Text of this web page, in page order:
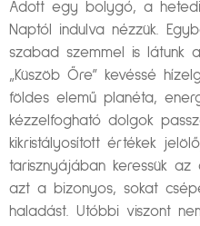
Adott egy bolygó, a
Naptól indulva nézzük.
szabad szemmel is látunk
„Küszöb Őre” kevéssé
földes elemű planéta,
kézzelfogható dolgok
kikristályosított értékek
tarisznyájában keressük az
azt a bizonyos, sokat
haladást. Utóbbi viszont